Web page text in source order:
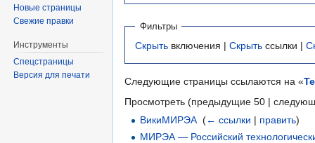
Фильтры
Скрыть включения | Скрыть ссылки |
Следующие страницы ссылаются на «
Просмотреть (предыдущие 50 |
ВикиМИРЭА‎(← ссылки | править)
МИРЭА — Российский
Новые страницы
Свежие правки
Инструменты
Спецстраницы
Версия для печати